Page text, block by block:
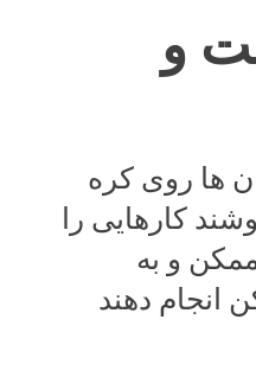
و
ها روی کره
کارهایی را
و به
انجام دهند